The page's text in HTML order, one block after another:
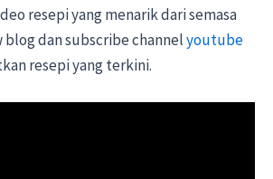
resepi yang menarik dari semasa
blog dan subscribe channelyoutube
resepi yang terkini.